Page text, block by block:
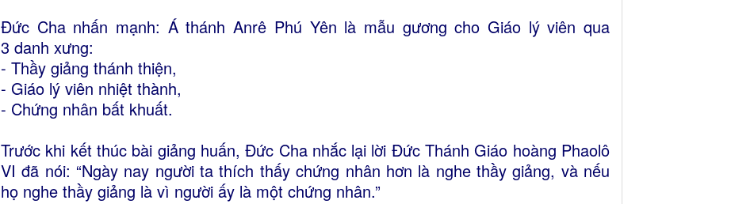
Đức Cha nhấn mạnh: Á thánh Anrê Phú Yên là mẫu gương cho Giáo lý viên qua
3 danh xưng:
- Thầy giảng thánh thiện,
- Giáo lý viên nhiệt thành,
- Chứng nhân bất khuất.
Trước khi kết thúc bài giảng huấn, Đức Cha nhắc lại lời Đức Thánh Giáo hoàng Phaolô
VI đã nói: “Ngày nay người ta thích thấy chứng nhân hơn là nghe thầy giảng, và nếu
họ nghe thầy giảng là vì người ấy là một chứng nhân.”